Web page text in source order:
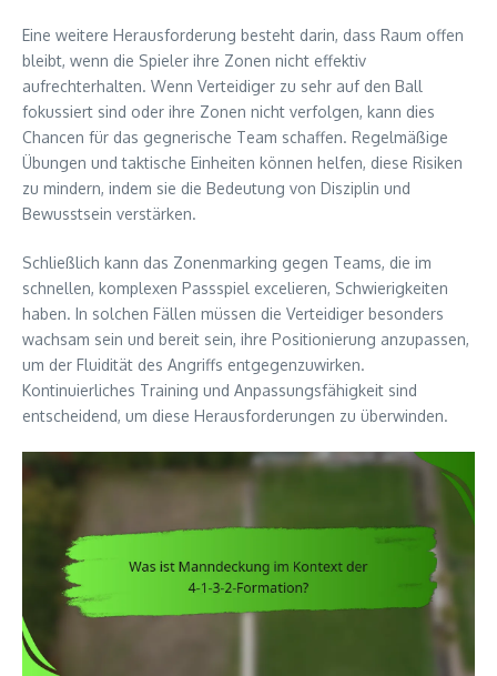
Eine weitere Herausforderung besteht darin, dass Raum offen
bleibt, wenn die Spieler ihre Zonen nicht effektiv
aufrechterhalten. Wenn Verteidiger zu sehr auf den Ball
fokussiert sind oder ihre Zonen nicht verfolgen, kann dies
Chancen für das gegnerische Team schaffen. Regelmäßige
Übungen und taktische Einheiten können helfen, diese Risiken
zu mindern, indem sie die Bedeutung von Disziplin und
Bewusstsein verstärken.
Schließlich kann das Zonenmarking gegen Teams, die im
schnellen, komplexen Passspiel excelieren, Schwierigkeiten
haben. In solchen Fällen müssen die Verteidiger besonders
wachsam sein und bereit sein, ihre Positionierung anzupassen,
um der Fluidität des Angriffs entgegenzuwirken.
Kontinuierliches Training und Anpassungsfähigkeit sind
entscheidend, um diese Herausforderungen zu überwinden.